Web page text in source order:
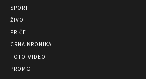
SPORT
ŽIVOT
PRIČE
CRNA KRONIKA
FOTO-VIDEO
PROMO